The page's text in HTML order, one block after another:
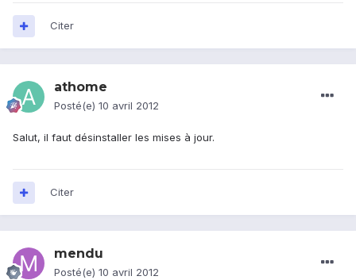
Citer
athome
Posté(e) 10 avril 2012
Salut, il faut désinstaller les mises à jour.
Citer
mendu
Posté(e) 10 avril 2012